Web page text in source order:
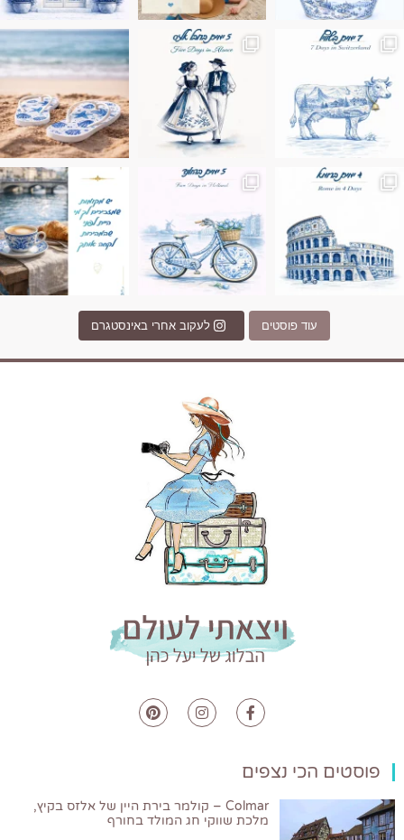
בחבל אלזס צרפת
בחופשה שבו הכל נהיה פשוט יותר. החול, הי
Instagram post
Instagram post 17994326828955248
עוד פוסטים לעקוב אחרי באינסטגרם
פוסטים הכי נצפים
Colmar – קולמר בירת היין של אלזס בקיץ,
מלכת שווקי חג המולד בחורף